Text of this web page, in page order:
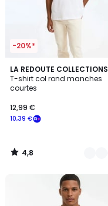
-20%*
LA REDOUTE COLLECTIONS
T-shirt col rond manches
courtes
€
souscrivez
notre
programme
10,39 €
12,99 €
4,8
/ 5
10
Couleurs
4,8
/